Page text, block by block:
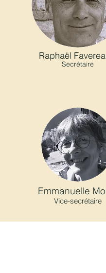
Raphaël
Secrétaire
Emmanuelle
Vice-secrétaire